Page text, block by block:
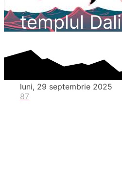
templul Dali
luni, 29 septembrie 2025
87